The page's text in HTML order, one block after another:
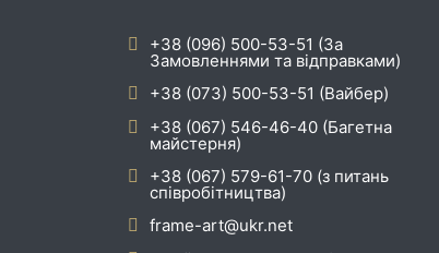
+38 (096) 500-53-51 (За
Замовленнями та відправками)
+38 (073) 500-53-51 (Вайбер)
+38 (067) 546-46-40 (Багетна
майстерня)
+38 (067) 579-61-70 (з питань
співробітництва)
frame-art@ukr.net